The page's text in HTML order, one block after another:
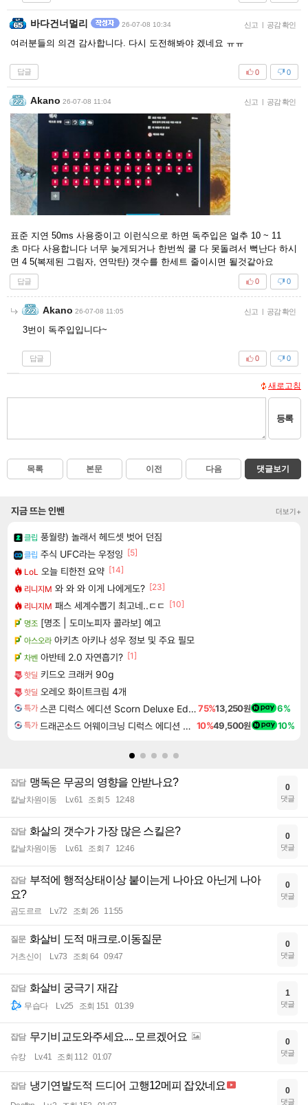
바다건너멀리 26-07-08 10:34 신고 | 공감 확인
여러분들의 의견 감사합니다. 다시 도전해봐야 겠네요 ㅠㅠ
답글 0
0
Akano 26-07-08 11:04 신고 | 공감 확인
표준 지연 50ms 사용중이고 이런식으로 하면 독주입은 얼추 10 ~ 11
초 마다 사용합니다 너무 늦게되거나 한번씩 쿨 다 못돌려서 뻑난다 하시
면 4 5(복제된 그림자, 연막탄) 갯수를 한세트 줄이시면 될것같아요
답글 0
0
Akano 26-07-08 11:05 신고 | 공감 확인
3번이 독주입입니다~
답글 0
0
새로고침
등록
목록 본문 이전 다음 댓글보기
지금 뜨는 인벤 더보기+
클립 풍월량) 놀래서 헤드셋 벗어 던짐
클립 주식 UFC라는 우정잉 [5]
LoL 오늘 티한전 요약 [14]
리니지M 와 와 와 이게 나에게도? [23]
리니지M 패스 세계수뽑기 최고네..ㄷㄷ [10]
명조 [명조 | 도미노피자 콜라보] 예고
아스오라 아키츠 아키나 성우 정보 및 주요 필모
차벤 아반테 2.0 자연흡기? [1]
핫딜 키드오 크래커 90g
핫딜 오레오 화이트크림 4개
특가 스콘 디럭스 에디션 Scorn Deluxe Edition75%13,250원 6%
특가 드래곤소드 어웨이크닝 디럭스 에디션 DragonSword Awakening Deluxe Edition 10%49,500원 10%
잡담 맹독은 무공의 영향을 안받나요?
칼날차원이동 Lv.61 조회 5 12:48
0
댓글
잡담 화살의 갯수가 가장 많은 스킬은?
칼날차원이동 Lv.61 조회 7 12:46
0
댓글
잡담 부적에 행적상태이상 붙이는게 나아요 아닌게 나아
요?
곰도르르 Lv.72 조회 26 11:55
0
댓글
질문 화살비 도적 매크로.이동질문
거츠신이 Lv.73 조회 64 09:47
0
댓글
잡담 화살비 궁극기 재감
무습다 Lv.25 조회 151 01:39
1
댓글
잡담 무기비교도와주세요.... 모르겠어요
슈캉 Lv.41 조회 112 01:07
0
댓글
잡담 냉기연발도적 드디어 고행12메피 잡았네요 0
댓글